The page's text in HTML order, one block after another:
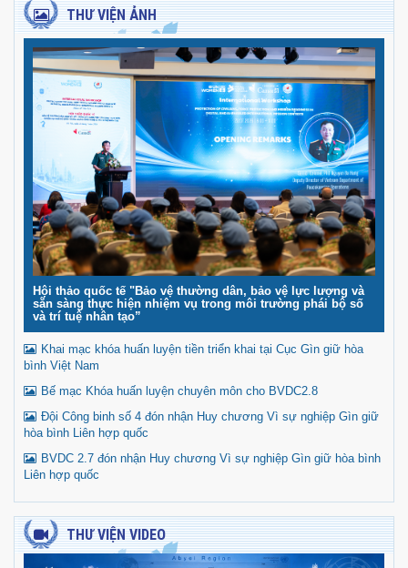
THƯ VIỆN ẢNH
Hội thảo quốc tế "Bảo vệ thường dân, bảo vệ lực lượng và
sẵn sàng thực hiện nhiệm vụ trong môi trường phái bộ số
và trí tuệ nhân tạo”
Khai mạc khóa huấn luyện tiền triển khai tại Cục Gìn giữ hòa
bình Việt Nam
Bế mạc Khóa huấn luyện chuyên môn cho BVDC2.8
Đội Công binh số 4 đón nhận Huy chương Vì sự nghiệp Gìn giữ
hòa bình Liên hợp quốc
BVDC 2.7 đón nhận Huy chương Vì sự nghiệp Gìn giữ hòa bình
Liên hợp quốc
THƯ VIỆN VIDEO